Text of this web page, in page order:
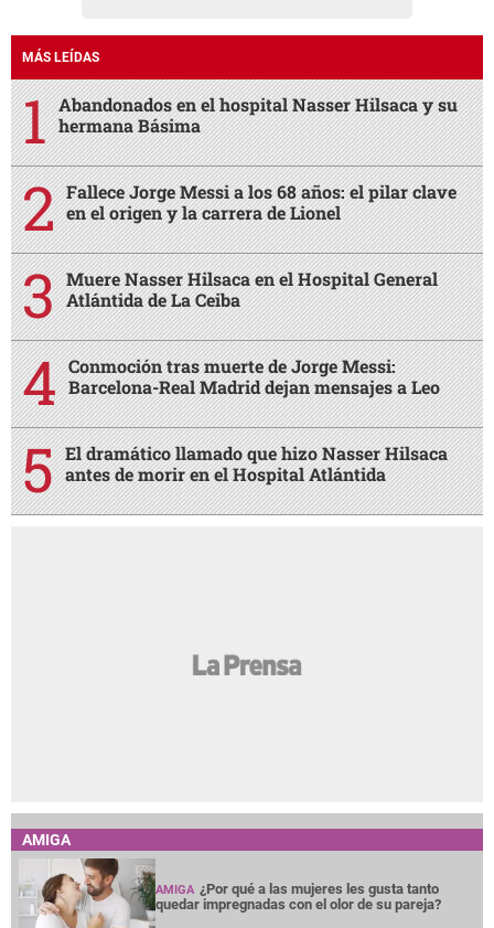
MÁS LEÍDAS
Abandonados en el hospital Nasser Hilsaca y su
hermana Básima
Fallece Jorge Messi a los 68 años: el pilar clave
en el origen y la carrera de Lionel
Muere Nasser Hilsaca en el Hospital General
Atlántida de La Ceiba
Conmoción tras muerte de Jorge Messi:
Barcelona-Real Madrid dejan mensajes a Leo
El dramático llamado que hizo Nasser Hilsaca
antes de morir en el Hospital Atlántida
AMIGA
AMIGA ¿Por qué a las mujeres les gusta tanto
quedar impregnadas con el olor de su pareja?